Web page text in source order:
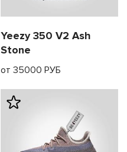
Yeezy 350 V2 Ash
Stone
от 35000 РУБ